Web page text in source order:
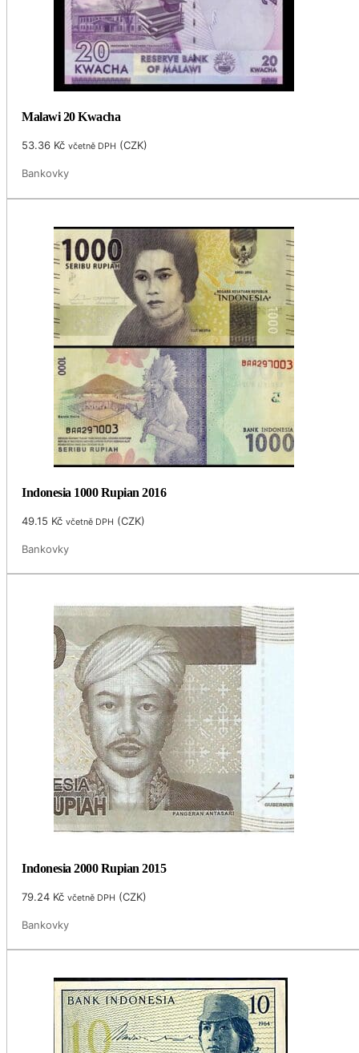
Malawi 20 Kwacha
53.36 Kč včetně DPH (CZK)
Bankovky
Indonesia 1000 Rupian 2016
49.15 Kč včetně DPH (CZK)
Bankovky
Indonesia 2000 Rupian 2015
79.24 Kč včetně DPH (CZK)
Bankovky